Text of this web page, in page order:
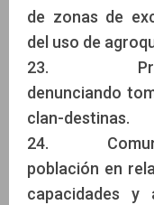
de zonas de
del uso de
23.
denunciando
clan-destinas.
24.
población en
capacidades y